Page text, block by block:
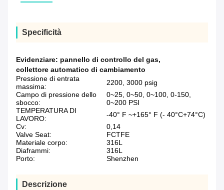
Specificità
Evidenziare: pannello di controllo del gas,
collettore automatico di cambiamento
Pressione di entrata
massima:
2200, 3000 psig
Campo di pressione dello
sbocco:
0~25, 0~50, 0~100, 0-150,
0~200 PSI
TEMPERATURA DI
LAVORO:
-40° F ~+165° F (- 40°C+74°C)
Cv:
0,14
Valve Seat:
FCTFE
Materiale corpo:
316L
Diaframmi:
316L
Porto:
Shenzhen
Descrizione